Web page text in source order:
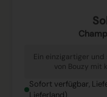
Ein einzigartiger
von Bouzy mit
Sofort verfügbar,
Lieferland)